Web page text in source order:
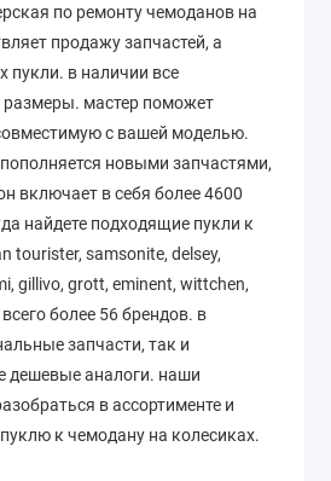
по ремонту чемоданов на
продажу запчастей, а
пукли. в наличии все
мастер поможет
с вашей моделью.
новыми запчастями,
включает в себя более 4600
найдете подходящие пукли к
tourister, samsonite, delsey,
gillivo, grott, eminent, wittchen,
более 56 брендов. в
запчасти, так и
дешевые аналоги. наши
в ассортименте и
к чемодану на колесиках.